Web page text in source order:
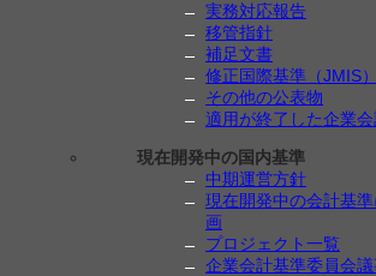
実務対応報告
移管指針
補足文書
修正国際基準（JMIS）
その他の公表物
適用が終了した企業
現在開発中の国内基準
中期運営方針
現在開発中の会計基
画
プロジェクト一覧
企業会計基準委員会